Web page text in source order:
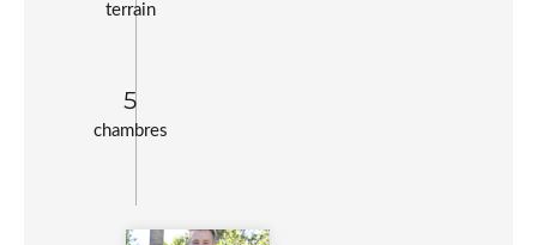
terrain
chambres
5